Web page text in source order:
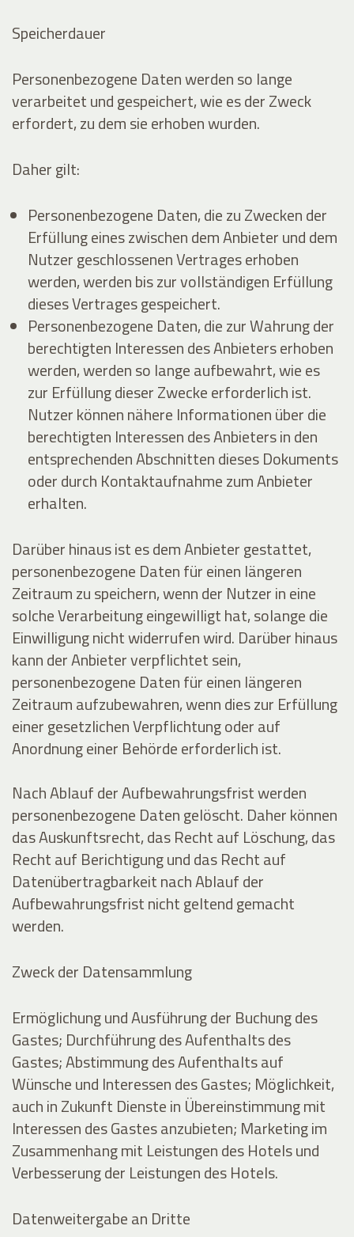
Speicherdauer
Personenbezogene Daten werden so lange
verarbeitet und gespeichert, wie es der Zweck
erfordert, zu dem sie erhoben wurden.
Daher gilt:
Personenbezogene Daten, die zu Zwecken der
Erfüllung eines zwischen dem Anbieter und dem
Nutzer geschlossenen Vertrages erhoben
werden, werden bis zur vollständigen Erfüllung
dieses Vertrages gespeichert.
Personenbezogene Daten, die zur Wahrung der
berechtigten Interessen des Anbieters erhoben
werden, werden so lange aufbewahrt, wie es
zur Erfüllung dieser Zwecke erforderlich ist.
Nutzer können nähere Informationen über die
berechtigten Interessen des Anbieters in den
entsprechenden Abschnitten dieses Dokuments
oder durch Kontaktaufnahme zum Anbieter
erhalten.
Darüber hinaus ist es dem Anbieter gestattet,
personenbezogene Daten für einen längeren
Zeitraum zu speichern, wenn der Nutzer in eine
solche Verarbeitung eingewilligt hat, solange die
Einwilligung nicht widerrufen wird. Darüber hinaus
kann der Anbieter verpflichtet sein,
personenbezogene Daten für einen längeren
Zeitraum aufzubewahren, wenn dies zur Erfüllung
einer gesetzlichen Verpflichtung oder auf
Anordnung einer Behörde erforderlich ist.
Nach Ablauf der Aufbewahrungsfrist werden
personenbezogene Daten gelöscht. Daher können
das Auskunftsrecht, das Recht auf Löschung, das
Recht auf Berichtigung und das Recht auf
Datenübertragbarkeit nach Ablauf der
Aufbewahrungsfrist nicht geltend gemacht
werden.
Zweck der Datensammlung
Ermöglichung und Ausführung der Buchung des
Gastes; Durchführung des Aufenthalts des
Gastes; Abstimmung des Aufenthalts auf
Wünsche und Interessen des Gastes; Möglichkeit,
auch in Zukunft Dienste in Übereinstimmung mit
Interessen des Gastes anzubieten; Marketing im
Zusammenhang mit Leistungen des Hotels und
Verbesserung der Leistungen des Hotels.
Datenweitergabe an Dritte